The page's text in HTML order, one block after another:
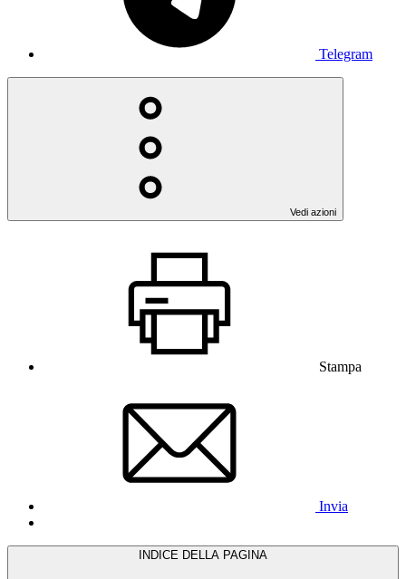
Telegram
Vedi azioni
Stampa
Invia
INDICE DELLA PAGINA